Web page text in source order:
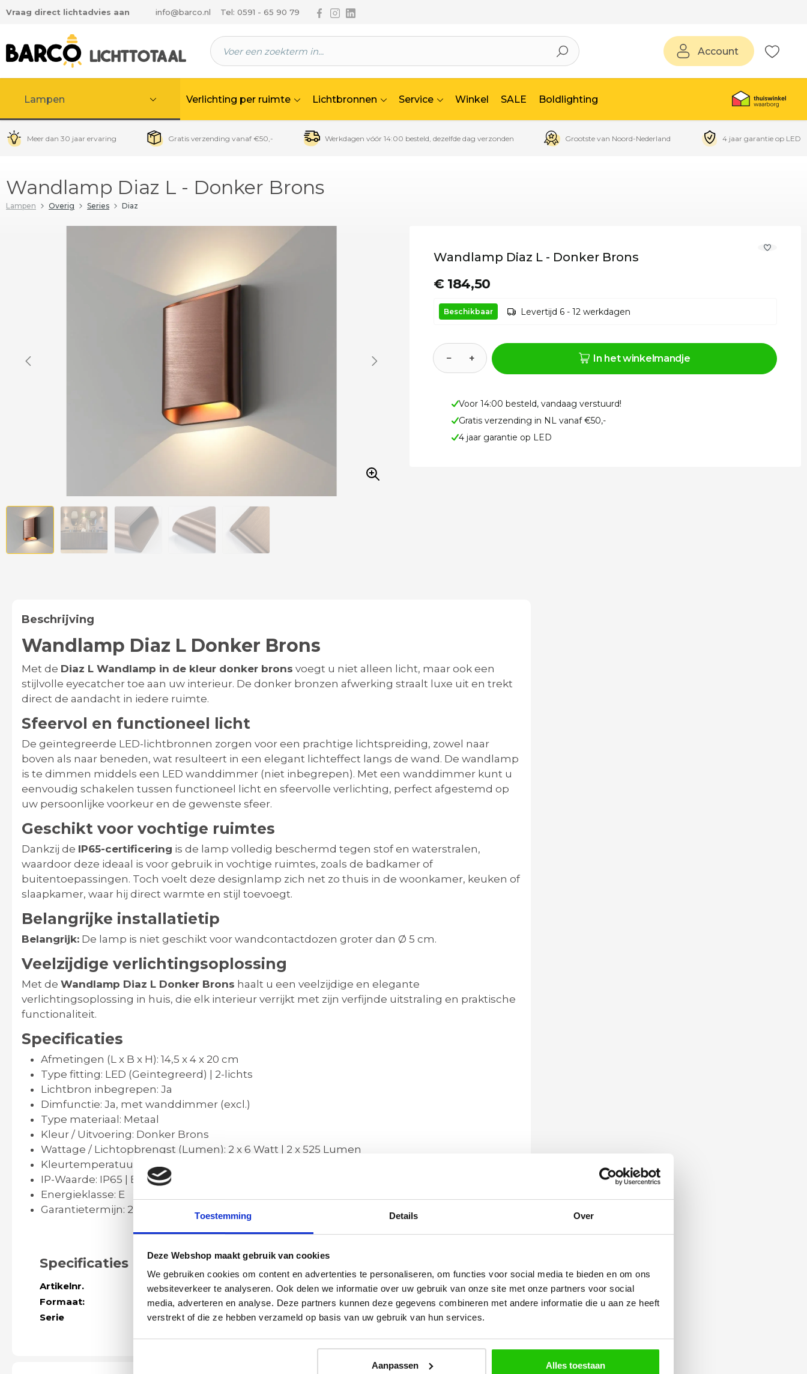
Toestemming Details Over
Deze Webshop maakt gebruik van cookies
We gebruiken cookies om content en advertenties te personaliseren, om functies voor social media te bieden en om ons
websiteverkeer te analyseren. Ook delen we informatie over uw gebruik van onze site met onze partners voor social
media, adverteren en analyse. Deze partners kunnen deze gegevens combineren met andere informatie die u aan ze heeft
verstrekt of die ze hebben verzameld op basis van uw gebruik van hun services.
Aanpassen Alles toestaan
hoofdinhoud
Vraag direct lichtadvies aan info@barco.nl Tel: 0591 - 65 90 79 Volg ons via Facebook
Volg ons via Instagram
Volg ons via Linkedin
Account
Lampen Verlichting per ruimte Lichtbronnen Service Winkel SALE Boldlighting
Meer dan 30 jaar ervaring Gratis verzending vanaf €50,- Werkdagen vóór 14:00 besteld, dezelfde dag verzonden Grootste van Noord-Nederland 4 jaar garantie op LED
Wandlamp Diaz L - Donker Brons
Lampen Overig Series Diaz
Wandlamp Diaz L - Donker Brons
€ 184,50
Beschikbaar Levertijd 6 - 12 werkdagen
− + In het winkelmandje
Voor 14:00 besteld, vandaag verstuurd!
Gratis verzending in NL vanaf €50,-
4 jaar garantie op LED
Beschrijving
Wandlamp Diaz L Donker Brons
Met de Diaz L Wandlamp in de kleur donker brons voegt u niet alleen licht, maar ook een
stijlvolle eyecatcher toe aan uw interieur. De donker bronzen afwerking straalt luxe uit en trekt
direct de aandacht in iedere ruimte.
Sfeervol en functioneel licht
De geïntegreerde LED-lichtbronnen zorgen voor een prachtige lichtspreiding, zowel naar
boven als naar beneden, wat resulteert in een elegant lichteffect langs de wand. De wandlamp
is te dimmen middels een LED wanddimmer (niet inbegrepen). Met een wanddimmer kunt u
eenvoudig schakelen tussen functioneel licht en sfeervolle verlichting, perfect afgestemd op
uw persoonlijke voorkeur en de gewenste sfeer.
Geschikt voor vochtige ruimtes
Dankzij de IP65-certificering is de lamp volledig beschermd tegen stof en waterstralen,
waardoor deze ideaal is voor gebruik in vochtige ruimtes, zoals de badkamer of
buitentoepassingen. Toch voelt deze designlamp zich net zo thuis in de woonkamer, keuken of
slaapkamer, waar hij direct warmte en stijl toevoegt.
Belangrijke installatietip
Belangrijk: De lamp is niet geschikt voor wandcontactdozen groter dan Ø 5 cm.
Veelzijdige verlichtingsoplossing
Met de Wandlamp Diaz L Donker Brons haalt u een veelzijdige en elegante
verlichtingsoplossing in huis, die elk interieur verrijkt met zijn verfijnde uitstraling en praktische
functionaliteit.
Specificaties
Afmetingen (L x B x H): 14,5 x 4 x 20 cm
Type fitting: LED (Geïntegreerd) | 2-lichts
Lichtbron inbegrepen: Ja
Dimfunctie: Ja, met wanddimmer (excl.)
Type materiaal: Metaal
Kleur / Uitvoering: Donker Brons
Wattage / Lichtopbrengst (Lumen): 2 x 6 Watt | 2 x 525 Lumen
Kleurtemperatuur (Kelvin): 2700 Kelvin - Warm wit
IP-Waarde: IP65 | Beschermd tegen waterstralen
Energieklasse: E
Garantietermijn: 2 Jaar
Specificaties
Artikelnr.
SW10211
Formaat:
L 14,5 x B 4 x H 20 cm
Serie
Meer modellen van serie diaz